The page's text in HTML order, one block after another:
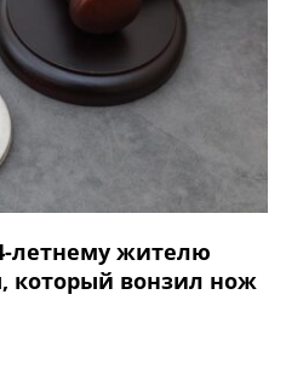
летнему жителю
который вонзил нож